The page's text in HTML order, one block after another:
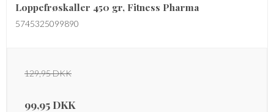
Loppefrøskaller 450 gr, Fitness Pharma
5745325099890
129,95 DKK
99,95 DKK